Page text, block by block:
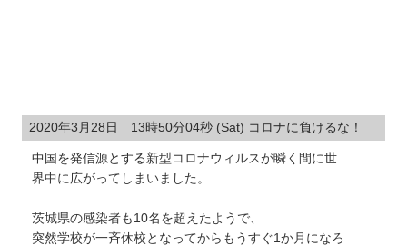
2020年3月28日 13時50分04秒 (Sat) コロナに負けるな！
中国を発信源とする新型コロナウィルスが瞬く間に世
界中に広がってしまいました。
茨城県の感染者も10名を超えたようで、
突然学校が一斉休校となってからもうすぐ1か月になろ